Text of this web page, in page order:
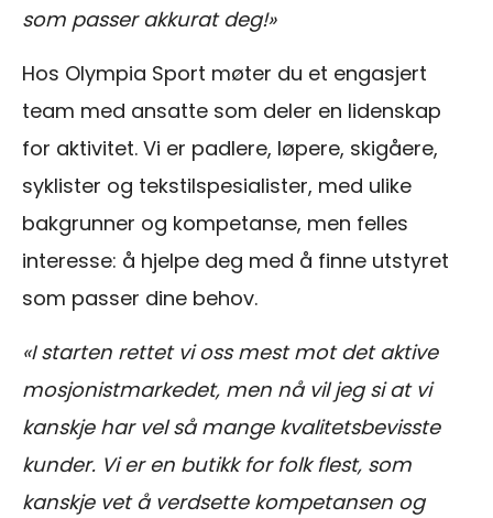
som passer akkurat deg!»
Hos Olympia Sport møter du et engasjert
team med ansatte som deler en lidenskap
for aktivitet. Vi er padlere, løpere, skigåere,
syklister og tekstilspesialister, med ulike
bakgrunner og kompetanse, men felles
interesse: å hjelpe deg med å finne utstyret
som passer dine behov.
«I starten rettet vi oss mest mot det aktive
mosjonistmarkedet, men nå vil jeg si at vi
kanskje har vel så mange kvalitetsbevisste
kunder. Vi er en butikk for folk flest, som
kanskje vet å verdsette kompetansen og